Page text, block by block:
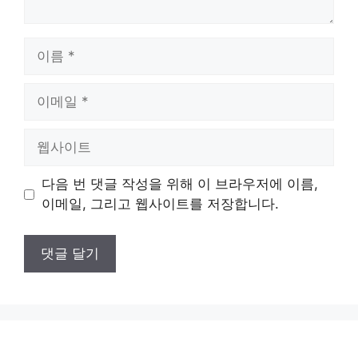
트
다음 번 댓글 작성을 위해 이 브라우저에 이름,
이메일, 그리고 웹사이트를 저장합니다.